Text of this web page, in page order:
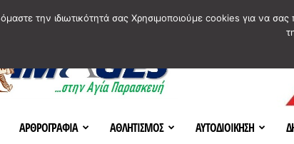
ΑΡΘΡΟΓΡΑΦΙΑ ΑΘΛΗΤΙΣΜΟΣ ΑΥΤΟΔΙΟΙΚΗΣΗ
την ιδιωτικότητά σας Χρησιμοποιούμε cookies για να